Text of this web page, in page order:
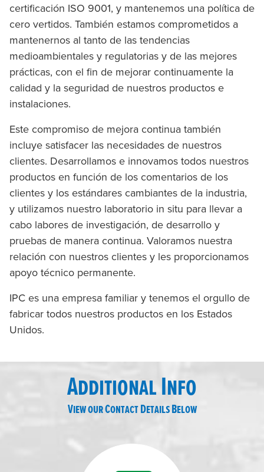
certificación ISO 9001, y mantenemos una política de
cero vertidos. También estamos comprometidos a
mantenernos al tanto de las tendencias
medioambientales y regulatorias y de las mejores
prácticas, con el fin de mejorar continuamente la
calidad y la seguridad de nuestros productos e
instalaciones.
Este compromiso de mejora continua también
incluye satisfacer las necesidades de nuestros
clientes. Desarrollamos e innovamos todos nuestros
productos en función de los comentarios de los
clientes y los estándares cambiantes de la industria,
y utilizamos nuestro laboratorio in situ para llevar a
cabo labores de investigación, de desarrollo y
pruebas de manera continua. Valoramos nuestra
relación con nuestros clientes y les proporcionamos
apoyo técnico permanente.
IPC es una empresa familiar y tenemos el orgullo de
fabricar todos nuestros productos en los Estados
Unidos.
Additional Info
View our Contact Details Below